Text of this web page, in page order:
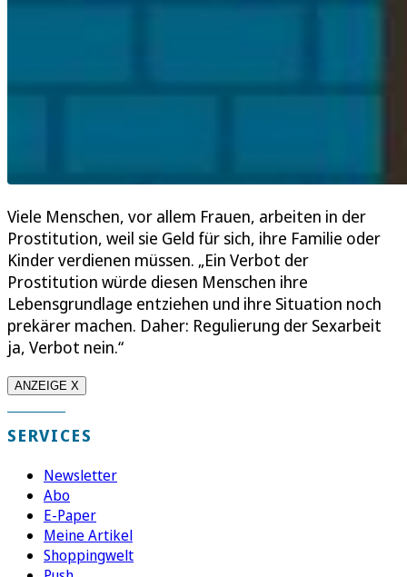
Viele Menschen, vor allem Frauen, arbeiten in der
Prostitution, weil sie Geld für sich, ihre Familie oder
Kinder verdienen müssen. „Ein Verbot der
Prostitution würde diesen Menschen ihre
Lebensgrundlage entziehen und ihre Situation noch
prekärer machen. Daher: Regulierung der Sexarbeit
ja, Verbot nein.“
ANZEIGE X
SERVICES
Newsletter
Abo
E-Paper
Meine Artikel
Shoppingwelt